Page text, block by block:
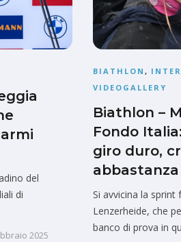
del
di
2025
BIATHLON ,
VIDEOGALLERY
Biathlon –
Fondo
giro duro,
Si avvicina la
Lenzerheide, che
banco di prova in